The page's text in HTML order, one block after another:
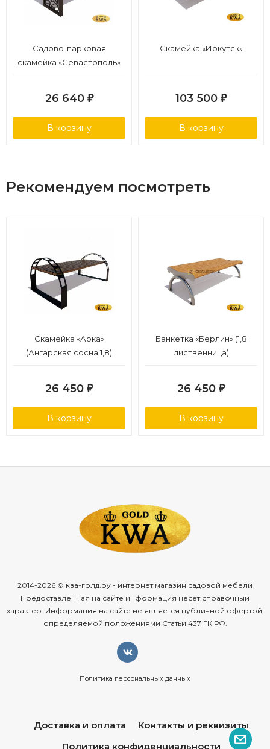
Садово-парковая
скамейка «Севастополь»
26 640 ₽
В корзину
Скамейка «Иркутск»
103 500 ₽
В корзину
Рекомендуем посмотреть
Скамейка «Арка»
(Ангарская сосна 1,8)
26 450 ₽
В корзину
Банкетка «Берлин» (1,8
лиственница)
26 450 ₽
В корзину
2014-2026 © ква-голд.ру - интернет магазин садовой мебели
Предоставленная на сайте информация несёт справочный
характер. Информация на сайте не является публичной офертой,
определяемой положениями Статьи 437 ГК РФ.
Политика персональных данных
Доставка и оплата
Контакты и реквизиты
Политика конфиденциальности